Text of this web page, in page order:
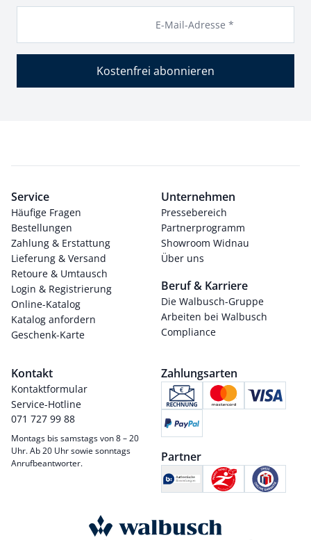
E-Mail-Adresse *
Kostenfrei abonnieren
Service
Häufige Fragen
Bestellungen
Zahlung & Erstattung
Lieferung & Versand
Retoure & Umtausch
Login & Registrierung
Online-Katalog
Katalog anfordern
Geschenk-Karte
Unternehmen
Pressebereich
Partnerprogramm
Showroom Widnau
Über uns
Beruf & Karriere
Die Walbusch-Gruppe
Arbeiten bei Walbusch
Compliance
Kontakt
Kontaktformular
Service-Hotline
071 727 99 88
Montags bis samstags von 8 – 20
Uhr. Ab 20 Uhr sowie sonntags
Anrufbeantworter.
Zahlungsarten
Partner